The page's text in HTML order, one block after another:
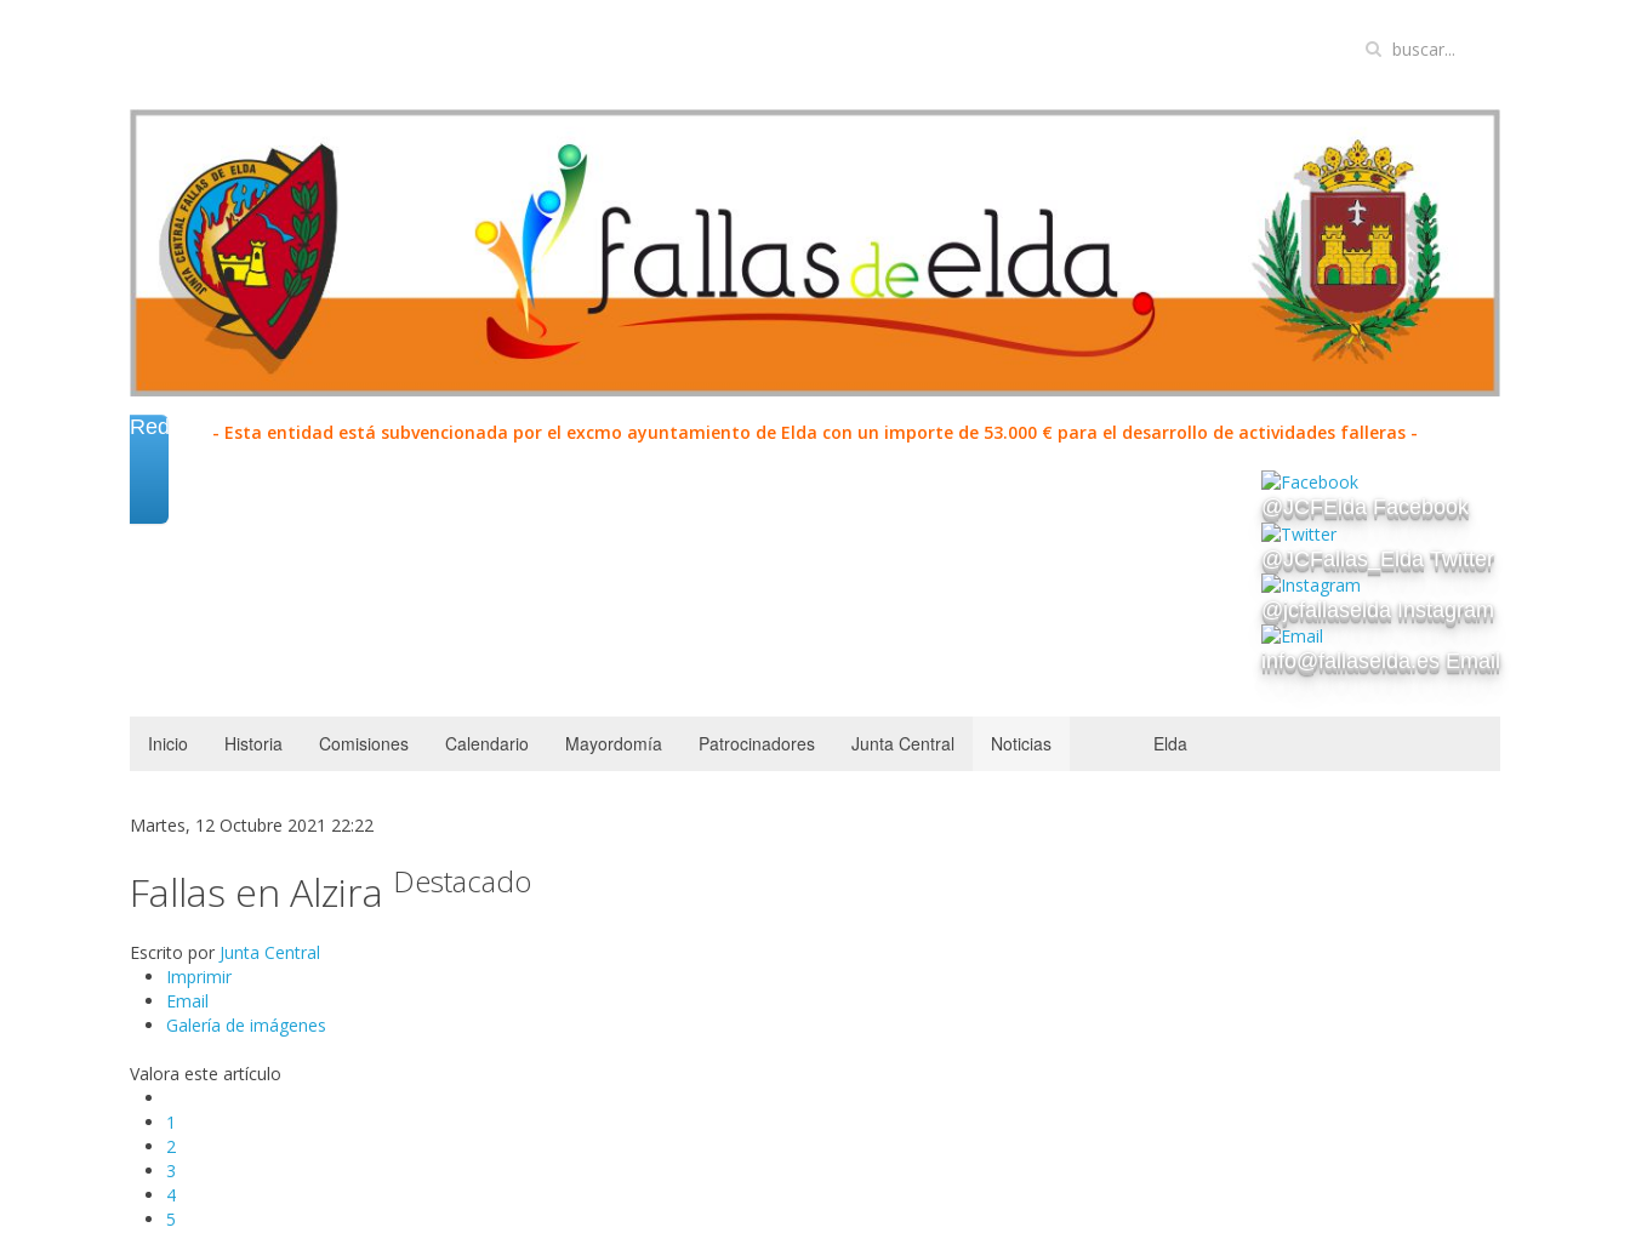
- Esta entidad está subvencionada por el excmo ayuntamiento de Elda con un importe de 53.000 € para el desarrollo de actividades falleras -
Redes
@JCFElda Facebook
@JCFallas_Elda Twitter
@jcfallaselda Instagram
info@fallaselda.es Email
Inicio Historia Comisiones Calendario Mayordomía Patrocinadores Junta Central Noticias Elda
Martes, 12 Octubre 2021 22:22
Fallas en Alzira Destacado
Escrito por Junta Central
Imprimir
Email
Galería de imágenes
Valora este artículo
1
2
3
4
5